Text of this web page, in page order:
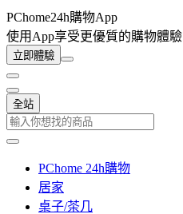
PChome24h購物App
使用App享受更優質的購物體驗
立即體驗
全站
PChome 24h購物
居家
桌子/茶几